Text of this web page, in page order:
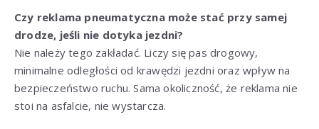
Czy reklama pneumatyczna może stać przy samej
drodze, jeśli nie dotyka jezdni?
Nie należy tego zakładać. Liczy się pas drogowy,
minimalne odległości od krawędzi jezdni oraz wpływ na
bezpieczeństwo ruchu. Sama okoliczność, że reklama nie
stoi na asfalcie, nie wystarcza.